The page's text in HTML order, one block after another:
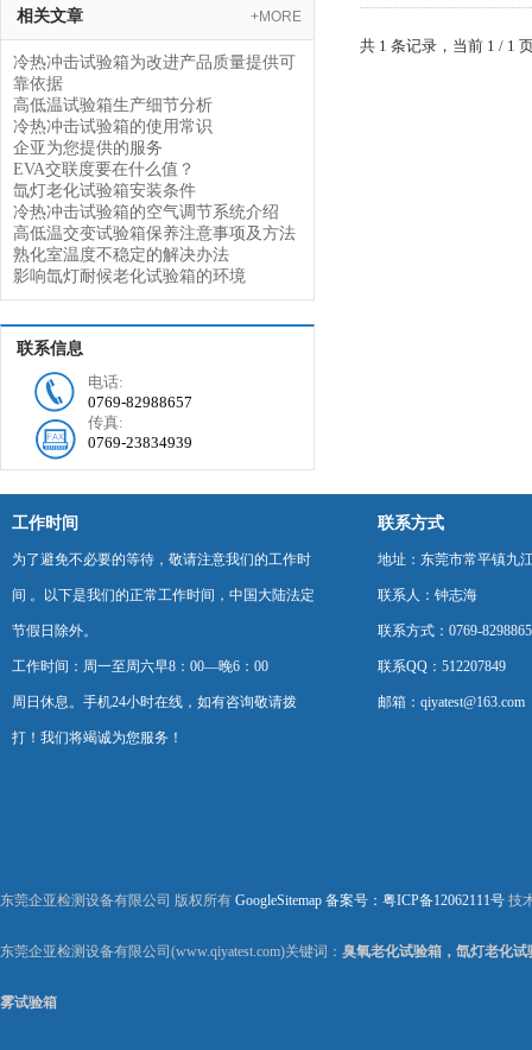
相关文章 +MORE
冷热冲击试验箱为改进产品质量提供可
靠依据
高低温试验箱生产细节分析
冷热冲击试验箱的使用常识
企亚为您提供的服务
EVA交联度要在什么值？
氙灯老化试验箱安装条件
冷热冲击试验箱的空气调节系统介绍
高低温交变试验箱保养注意事项及方法
熟化室温度不稳定的解决办法
影响氙灯耐候老化试验箱的环境
联系信息
电话:
0769-82988657
传真:
0769-23834939
共 1 条记录，当前 1 / 1
工作时间
为了避免不必要的等待，敬请注意我们的工作时
间 。以下是我们的正常工作时间，中国大陆法定
节假日除外。
工作时间：周一至周六早8：00—晚6：00
周日休息。手机24小时在线，如有咨询敬请拨
打！我们将竭诚为您服务！
联系方式
地址：东莞市常平镇九
联系人：钟志海
联系方式：0769-
联系QQ：512207849
邮箱：qiyatest@163.com
东莞企亚检测设备有限公司 版权所有 GoogleSitemap 备案号：粤ICP备12062111号 技
东莞企亚检测设备有限公司(www.qiyatest.com)关键词： 臭氧老化试验箱，氙灯老化
雾试验箱